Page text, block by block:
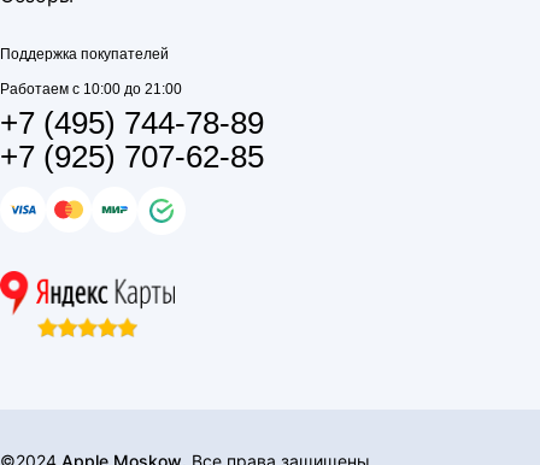
Поддержка покупателей
Работаем с 10:00 до 21:00
+7 (495) 744-78-89
+7 (925) 707-62-85
©2024 Apple Moskow. Все права защищены